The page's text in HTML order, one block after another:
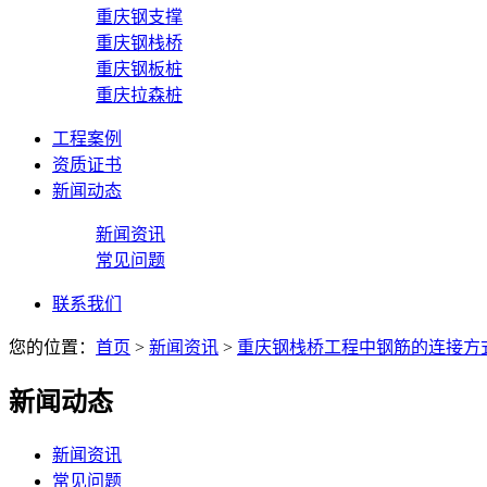
重庆钢支撑
重庆钢栈桥
重庆钢板桩
重庆拉森桩
工程案例
资质证书
新闻动态
新闻资讯
常见问题
联系我们
您的位置： 首页 > 新闻资讯 > 重庆钢栈桥工程中钢筋的连接方
新闻动态
新闻资讯
常见问题